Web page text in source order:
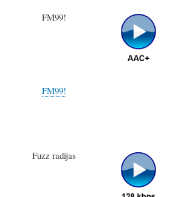
FM99!
FM99!
Fuzz radijas